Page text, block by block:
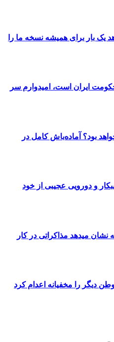
یک بار برای همیشه نسخه ما را
ایران است، امیدوارم سر
بود؟ آماده‌باش کامل در
و دورویی عجیبی از خود
نشان میدهد مذاکراتی در کار
دیگر را مخفیانه اعدام کرد